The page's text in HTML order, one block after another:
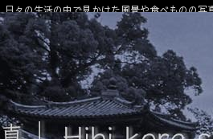
日々の生活の中で見かけた風景や食べものの写